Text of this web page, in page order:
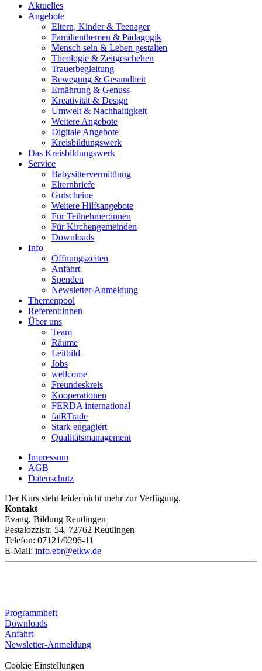
Aktuelles
Angebote
Eltern, Kinder & Teenager
Familienthemen & Pädagogik
Mensch sein & Leben gestalten
Theologie & Zeitgeschehen
Trauerbegleitung
Bewegung & Gesundheit
Ernährung & Genuss
Kreativität & Design
Umwelt & Nachhaltigkeit
Weitere Angebote
Digitale Angebote
Kreisbildungswerk
Das Kreisbildungswerk
Service
Babysittervermittlung
Elternbriefe
Gutscheine
Weitere Hilfsangebote
Für Teilnehmer:innen
Für Kirchengemeinden
Downloads
Info
Öffnungszeiten
Anfahrt
Spenden
Newsletter-Anmeldung
Themenpool
Referent:innen
Über uns
Team
Räume
Leitbild
Jobs
wellcome
Freundeskreis
Kooperationen
FERDA international
faiRTrade
Stark engagiert
Qualitätsmanagement
Impressum
AGB
Datenschutz
Der Kurs steht leider nicht mehr zur Verfügung.
Kontakt
Evang. Bildung Reutlingen
Pestalozzistr. 54, 72762 Reutlingen
Telefon: 07121/9296-11
E-Mail: info.ebr@elkw.de
Programmheft
Downloads
Anfahrt
Newsletter-Anmeldung
Cookie Einstellungen